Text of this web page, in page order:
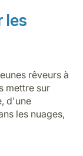
les
rêveurs à
mettre sur
d'une
les nuages,